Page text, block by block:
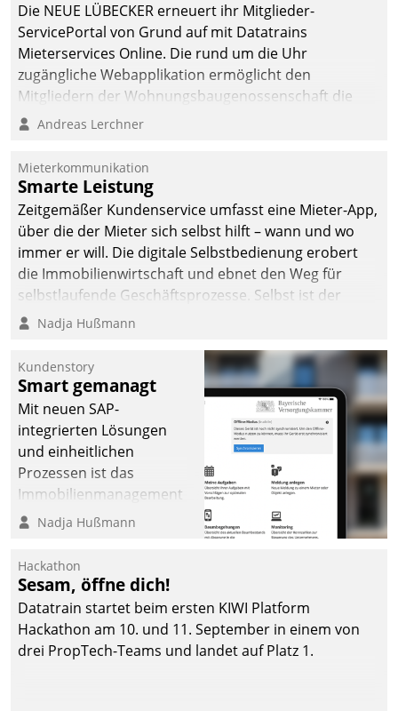
Die NEUE LÜBECKER erneuert ihr Mitglieder-
ServicePortal von Grund auf mit Datatrains
Mieterservices Online. Die rund um die Uhr
zugängliche Webapplikation ermöglicht den
Mitgliedern der Wohnungs­bau­genossenschaft die
Kontaktaufnahme per Smartphone, Tablet oder PC.
Andreas Lerchner
Mieterkommunikation
Smarte Leistung
Zeitgemäßer Kundenservice umfasst eine Mieter-App,
über die der Mieter sich selbst hilft – wann und wo
immer er will. Die digitale Selbstbedienung erobert
die Immobilienwirtschaft und ebnet den Weg für
selbstlaufende Geschäftsprozesse. Selbst ist der
Kunde und smart der Serviceanbieter.
Nadja Hußmann
Kundenstory
Smart gemanagt
Mit neuen SAP-
integrierten Lösungen
und einheitlichen
Prozessen ist das
Immobilienmanagement
der Bayerischen
Ressort Kapitalanlage für
künftige Aufgaben und
Herausforderungen
gerüstet.
Nadja Hußmann
Hackathon
Sesam, öffne dich!
Datatrain startet beim ersten KIWI Platform
Hackathon am 10. und 11. September in einem von
drei PropTech-Teams und landet auf Platz 1.